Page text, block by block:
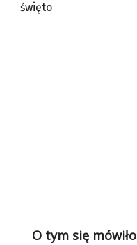
święto
O tym się mówiło